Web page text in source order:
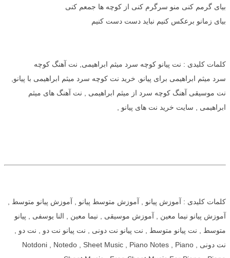
بیای گرمم کنی منو سرگرم کنی از کوچه ها جمعم کنی
بیای زمانو برعکس کنیم نباید دست دست کنیم
کلمات کلیدی : نت پیانو کوچه سرد میثم ابراهیمی, نت آهنگ کوچه
سرد میثم ابراهیمی برای پیانو, خرید نت کوچه سرد میثم ابراهیمی با پیانو,
نت موسیقی آهنگ کوچه سرد از میثم ابراهیمی , نت آهنگ های میثم
ابراهیمی , سایت خرید نت های پیانو ,
کلمات کلیدی : آموزش پیانو , آموزش متوسط پیانو , آموزش پیانو متوسط ,
آموزش پیانو نیما معین , آموزش موسیقی , نیما معین , النا یوسفی , پیانو
متوسط , نت پیانو متوسط , نت پیانو نت دونی , نت پیانو نت دو , نت دو ,
نت دونی , Notdoni , Notedo , Sheet Music , Piano Notes , Piano